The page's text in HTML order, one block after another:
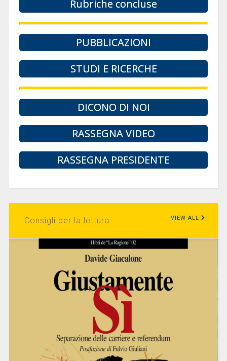
Rubriche concluse
PUBBLICAZIONI
STUDI E RICERCHE
DICONO DI NOI
RASSEGNA VIDEO
RASSEGNA PRESIDENTE
Consigli per la lettura VIEW ALL